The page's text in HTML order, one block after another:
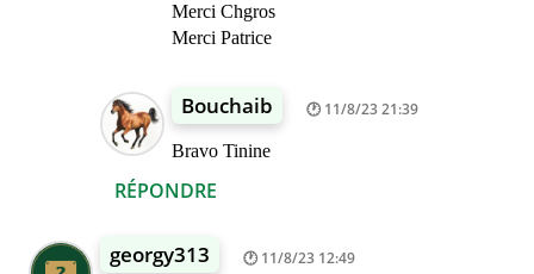
RÉPONDRE
Merci Chgros
Merci Patrice
Bouchaib 11/8/23 21:39
Bravo Tinine
georgy313 11/8/23 12:49